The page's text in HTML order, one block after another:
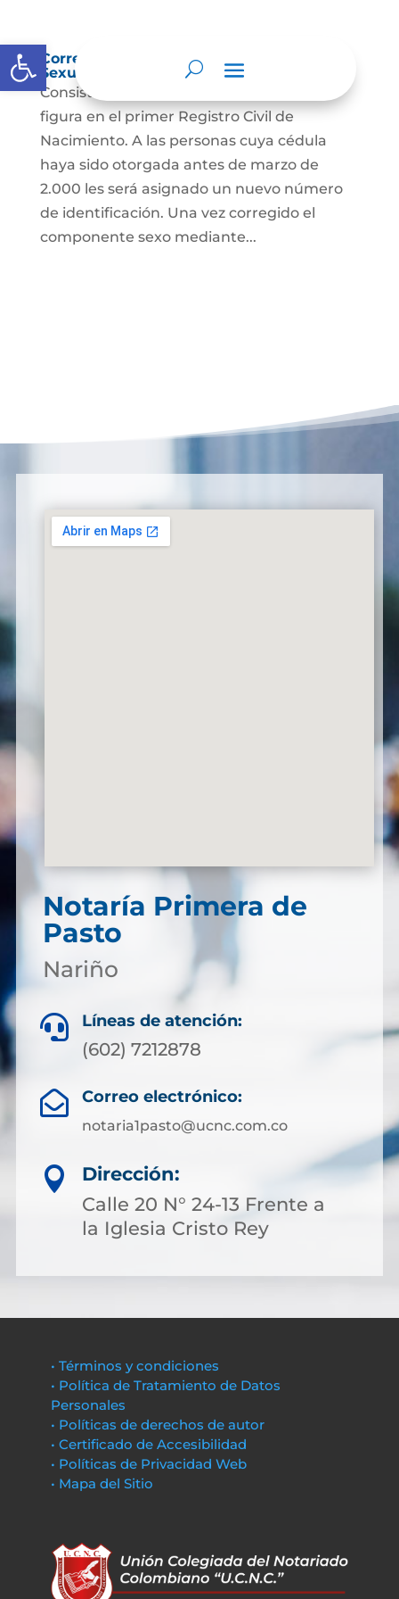
Abrir barra de herramientas
Corrección Componente de Identidad
Sexual en el Registro Civil de Nacimiento
Consiste en el cambio legal del sexo que
figura en el primer Registro Civil de
Nacimiento. A las personas cuya cédula
haya sido otorgada antes de marzo de
2.000 les será asignado un nuevo número
de identificación. Una vez corregido el
componente sexo mediante...
Notaría Primera de
Pasto
Nariño
 Líneas de atención:
(602) 7212878
 Correo electrónico:
notaria1pasto@ucnc.com.co

Dirección:
Calle 20 N° 24-13 Frente a
la Iglesia Cristo Rey
• Términos y condiciones
• Política de Tratamiento de Datos
Personales
• Políticas de derechos de autor
• Certificado de Accesibilidad
• Políticas de Privacidad Web
• Mapa del Sitio